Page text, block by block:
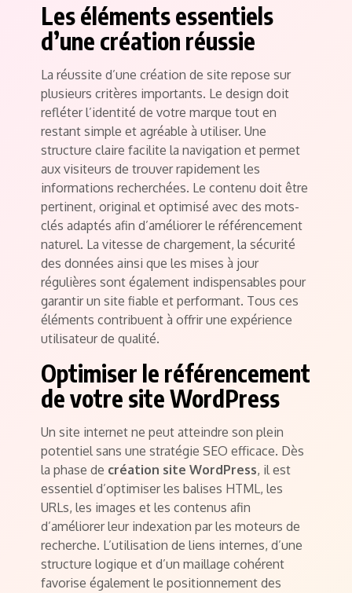
Les éléments essentiels
d’une création réussie
La réussite d’une création de site repose sur
plusieurs critères importants. Le design doit
refléter l’identité de votre marque tout en
restant simple et agréable à utiliser. Une
structure claire facilite la navigation et permet
aux visiteurs de trouver rapidement les
informations recherchées. Le contenu doit être
pertinent, original et optimisé avec des mots-
clés adaptés afin d’améliorer le référencement
naturel. La vitesse de chargement, la sécurité
des données ainsi que les mises à jour
régulières sont également indispensables pour
garantir un site fiable et performant. Tous ces
éléments contribuent à offrir une expérience
utilisateur de qualité.
Optimiser le référencement
de votre site WordPress
Un site internet ne peut atteindre son plein
potentiel sans une stratégie SEO efficace. Dès
la phase de création site WordPress, il est
essentiel d’optimiser les balises HTML, les
URLs, les images et les contenus afin
d’améliorer leur indexation par les moteurs de
recherche. L’utilisation de liens internes, d’une
structure logique et d’un maillage cohérent
favorise également le positionnement des